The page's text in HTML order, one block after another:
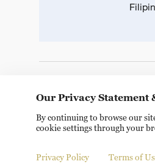
Copyright © 2024 CGTN.
Our Privacy Statement
By continuing to browse our
cookie settings through your
Privacy Policy Terms of